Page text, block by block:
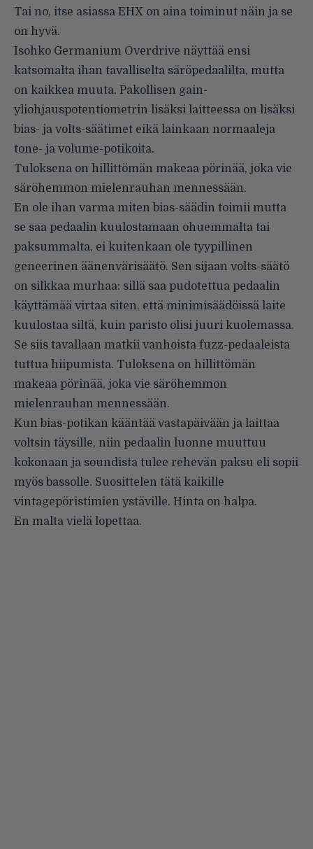
Tai no, itse asiassa EHX on aina toiminut näin ja se
on hyvä.
Isohko Germanium Overdrive näyttää ensi
katsomalta ihan tavalliselta säröpedaalilta, mutta
on kaikkea muuta. Pakollisen gain-
yliohjauspotentiometrin lisäksi laitteessa on lisäksi
bias- ja volts-säätimet eikä lainkaan normaaleja
tone- ja volume-potikoita.
Tuloksena on hillittömän makeaa pörinää, joka vie
säröhemmon mielenrauhan mennessään.
En ole ihan varma miten bias-säädin toimii mutta
se saa pedaalin kuulostamaan ohuemmalta tai
paksummalta, ei kuitenkaan ole tyypillinen
geneerinen äänenvärisäätö. Sen sijaan volts-säätö
on silkkaa murhaa: sillä saa pudotettua pedaalin
käyttämää virtaa siten, että minimisäädöissä laite
kuulostaa siltä, kuin paristo olisi juuri kuolemassa.
Se siis tavallaan matkii vanhoista fuzz-pedaaleista
tuttua hiipumista. Tuloksena on hillittömän
makeaa pörinää, joka vie säröhemmon
mielenrauhan mennessään.
Kun bias-potikan kääntää vastapäivään ja laittaa
voltsin täysille, niin pedaalin luonne muuttuu
kokonaan ja soundista tulee rehevän paksu eli sopii
myös bassolle. Suosittelen tätä kaikille
vintagepöristimien ystäville. Hinta on halpa.
En malta vielä lopettaa.